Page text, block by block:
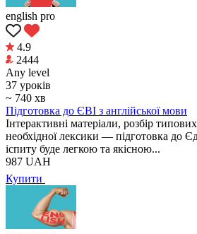
english pro
4.9
2444
Any level
37 уроків
~ 740 хв
Підготовка до ЄВІ з англійської мови
Інтерактивні матеріали, розбір
необхідної лексики — підготовка до
іспиту буде легкою та якісною...
987 UAH
Купити